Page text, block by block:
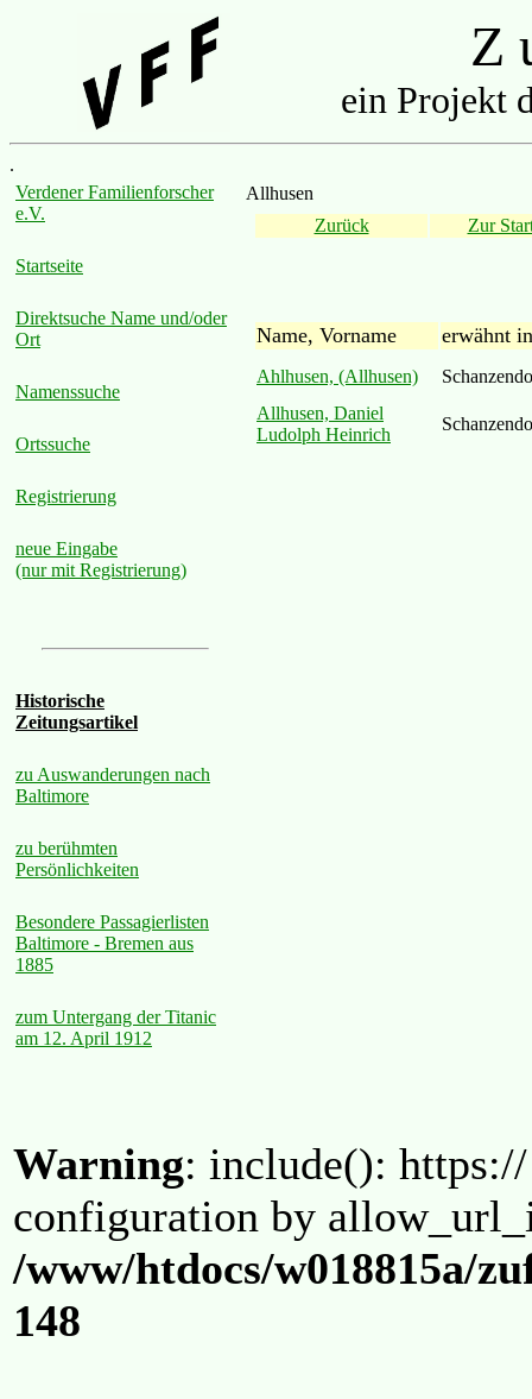
Z
ein Projekt
.
Verdener Familienforscher
e.V.
Startseite
Direktsuche Name und/oder
Ort
Namenssuche
Ortssuche
Registrierung
neue Eingabe
(nur mit Registrierung)
Historische
Zeitungsartikel
zu Auswanderungen nach
Baltimore
zu berühmten
Persönlichkeiten
Besondere Passagierlisten
Baltimore - Bremen aus
1885
zum Untergang der Titanic
am 12. April 1912
Allhusen
Zurück
Zur
Name, Vorname erwähnt in
Ahlhusen, (Allhusen)
Allhusen, Daniel
Ludolph Heinrich
Warning: include():
configuration by
/www/htdocs/w018815a/
148